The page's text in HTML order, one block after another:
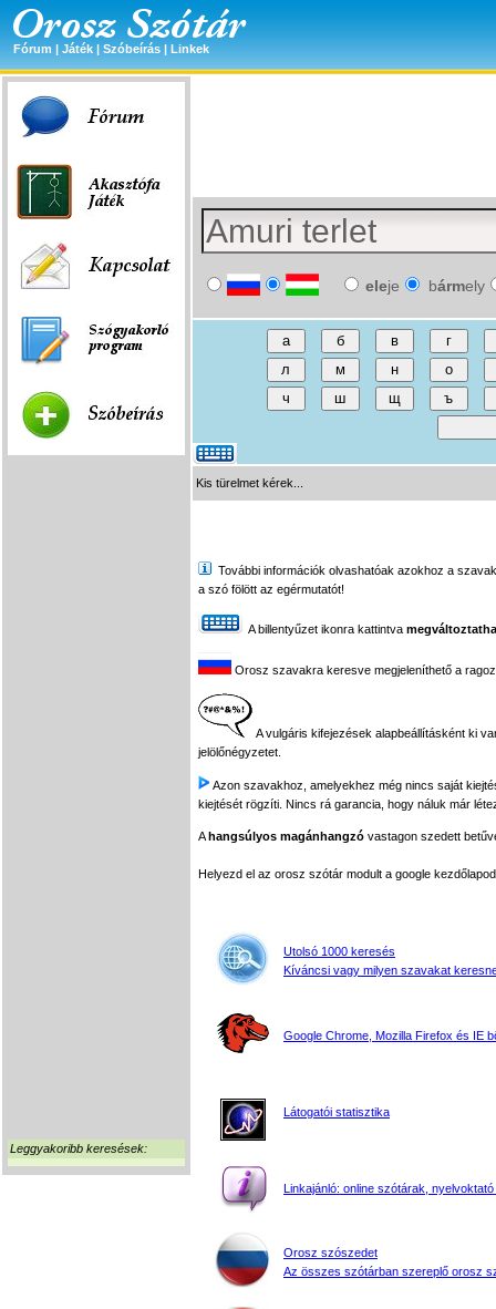
Fórum | Játék | Szóbeírás | Linkek
Leggyakoribb keresések:
eleje bármely
Kis türelmet kérek...
További információk olvashatóak azokhoz a
a szó fölött az egérmutatót!
A billentyűzet ikonra kattintva
Orosz szavakra keresve megjeleníthető a
A vulgáris kifejezések alapbeállításként ki
jelölőnégyzetet.
Azon szavakhoz, amelyekhez még nincs saját
kiejtését rögzíti. Nincs rá garancia, hogy náluk már
Ahangsúlyos magánhangzó vastagon szedett
Helyezd el az orosz szótár modult a google
Utolsó 1000 keresés
Kíváncsi vagy milyen szavakat
Google Chrome, Mozilla Firefox és IE
Látogatói statisztika
Linkajánló: online szótárak, nyelvoktató
Orosz szószedet
Az összes szótárban szereplő orosz